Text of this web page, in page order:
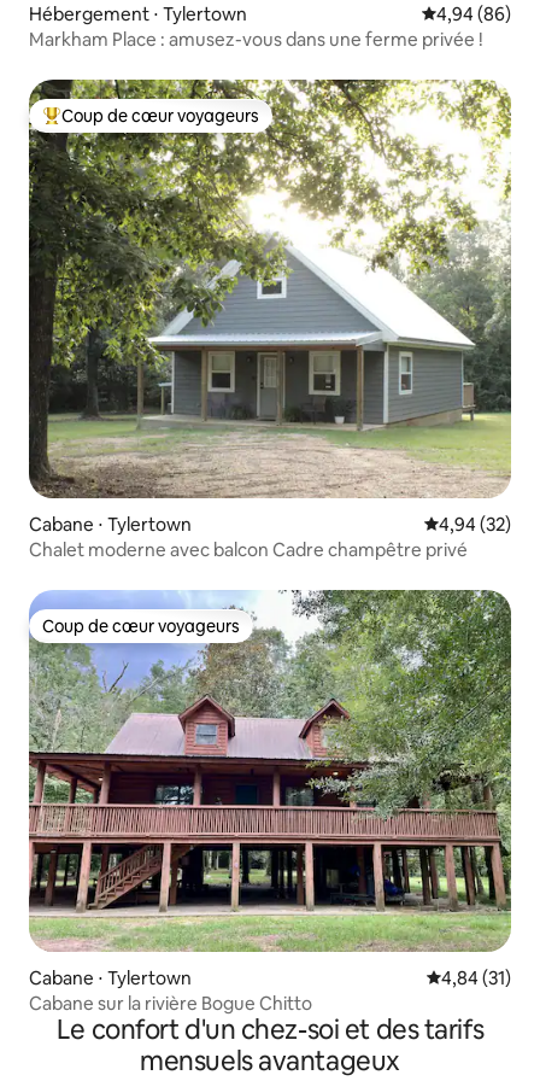
Hébergement ⋅ Tylertown Évaluation
4,94 (86)
Markham Place : amusez-vous dans une ferme privée !
Coups de cœur voyageurs les plus appréciés
Coup de cœur voyageurs
Cabane ⋅ Tylertown Évaluation
4,94 (32)
Chalet moderne avec balcon Cadre champêtre privé
Coup de cœur voyageurs
Coup de cœur voyageurs
Cabane ⋅ Tylertown Évaluation
4,84 (31)
Cabane sur la rivière Bogue Chitto
Le confort d'un chez-soi et des tarifs
mensuels avantageux